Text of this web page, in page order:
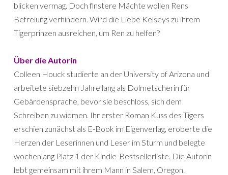
blicken vermag. Doch finstere Mächte wollen Rens
Befreiung verhindern. Wird die Liebe Kelseys zu ihrem
Tigerprinzen ausreichen, um Ren zu helfen?
Über die Autorin
Colleen Houck studierte an der University of Arizona und
arbeitete siebzehn Jahre lang als Dolmetscherin für
Gebärdensprache, bevor sie beschloss, sich dem
Schreiben zu widmen. Ihr erster Roman Kuss des Tigers
erschien zunächst als E-Book im Eigenverlag, eroberte die
Herzen der Leserinnen und Leser im Sturm und belegte
wochenlang Platz 1 der Kindle-Bestsellerliste. Die Autorin
lebt gemeinsam mit ihrem Mann in Salem, Oregon.